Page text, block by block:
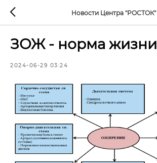
Новости Центра "РОСТОК"
ЗОЖ - норма жизни
2024-06-29 03:24